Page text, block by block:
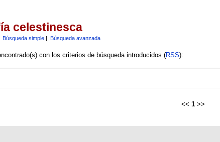
celestinesca
Búsqueda simple| Búsqueda avanzada
con los criterios de búsqueda introducidos (RSS):
<< 1 >>